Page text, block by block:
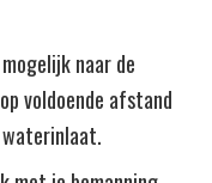
naar de
voldoende afstand
waterinlaat.